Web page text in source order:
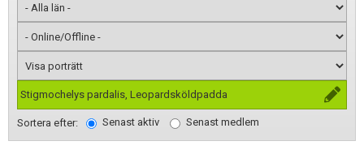
Stigmochelys pardalis, Leopardsköldpadda
Sortera efter: Senast aktiv Senast medlem
Terms of Service